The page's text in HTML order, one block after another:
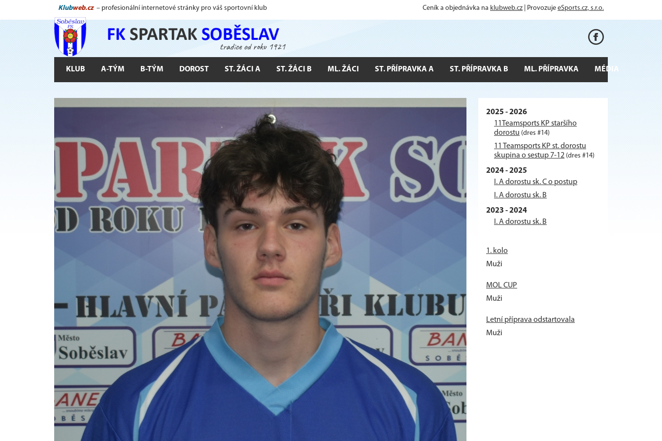
Klubweb.cz – profesionální internetové stránky pro váš sportovní klub Ceník a objednávka na klubweb.cz | Provozuje eSports.cz, s.r.o.
KLUB A-TÝM B-TÝM DOROST ST. ŽÁCI A ST. ŽÁCI B ML. ŽÁCI ST. PŘÍPRAVKA A ST. PŘÍPRAVKA B ML. PŘÍPRAVKA MÉDIA
2025 - 2026
11Teamsports KP staršího
dorostu (dres #14)
11 Teamsports KP st. dorostu
skupina o sestup 7-12 (dres #14)
2024 - 2025
I. A dorostu sk. C o postup
I. A dorostu sk. B
2023 - 2024
I. A dorostu sk. B
1. kolo
Muži
MOL CUP
Muži
Letní příprava odstartovala
Muži